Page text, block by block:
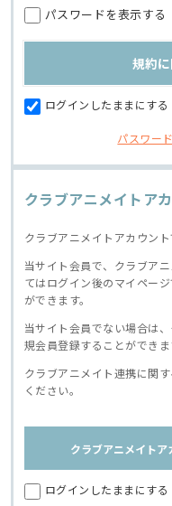
パスワードを表示する
ログインしたままにする
パスワー
クラブアニメイトア
クラブアニメイトアカウン
当サイト会員で、クラブア
てはログイン後のマイペー
ができます。
当サイト会員でない場合は
規会員登録することができま
クラブアニメイト連携に関
ください。
クラブアニメイト
ログインしたままにする